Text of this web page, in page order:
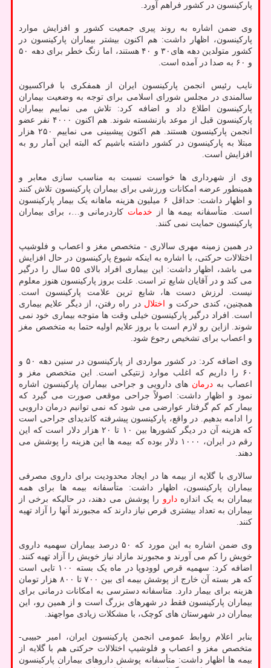
پارکینسون در کشور فراهم آورد.
وی ضمن اشاره به روند پیری جمعیت کشور و افزایش موارد
پارکینسون، اظهار داشت: هم اکنون بیشتر بیماران پارکینسون در
کشور متولدین دهه های۳۰ و ۴۰ هستند، اما زنگ خطر برای دهه ۵۰
و ۶۰ به صدا در آمده است.
نایب رئیس انجمن پارکینسون ایران از همفکری با فراکسیون
سالمندی در مجلس شورای اسلامی برای توجه به وضعیت بیماران
پارکینسون اطلاع داد و اضافه کرد: تلاش می نماییم بیماران
پارکینسون قبل از موعد بازنشسته شوند. هم اکنون ۴۰۰۰ نفر عضو
انجمن پارکینسون هستند. هم اکنون پیشبینی می نماییم ۲۵۰ هزار
مبتلا به پارکینسون در کشور داشته باشیم که البته این آمار رو به
افزایش است.
وی از شهرداری ها خواست نسبت به مناسب سازی معابر و
همینطور عرضه امکانات ورزشی برای بیماران پارکینسون تلاش کنند
و اظهار داشت: حداقل ۶ میلیون هزینه ماهانه یک بیمار پارکینسون
است. متأسفانه بیمه ها از خدمات کاردرمانی و…، برای بیماران
پارکینسون حمایت نمی کنند.
در همین زمینه مهری سالاری - متخصص مغز و اعصاب و فلوشیپ
اختلالات حرکتی، با اشاره به اینکه شیوع پارکینسون در حال افزایش
می باشد، اظهار داشت: این بیماری افراد بالای ۵۵ سال را درگیر
می کند و در آقایان شایع تر است. علت بروز پارکینسون هنوز معلوم
نیست. لرزش دست ها، شایع ترین علامت پارکینسون است.
همچنین، کندی حرکت و
اختلال در راه رفتن، از دیگر علایم بیماری
است. افراد درگیر پارکینسون خیلی وقت ها متوجه بیماری خود نمی
شوند. ازاین رو لازم است با بروز علایم اولیه حتما به متخصص مغز
و اعصاب برای تشخیص رجوع شود.
وی اضافه کرد: در کشور مواردی از پارکینسون در سنین دهه ۵۰ و
۶۰ را داریم که اغلب موارد ژنتیکی است. این متخصص مغز و
اعصاب به درمان های دارویی و جراحی بیماران پارکینسون اشاره
نمود و اظهار داشت: اصولاً جراحی موقعی صورت می گیرد که
بیمار کم کم گرفتار عوارضی می شود که نمی توانیم درمان دارویی
را ادامه بدهیم. در واقع، پارکینسون پیشرفته کاندیدای جراحی است
که هزینه آن در دیگر کشورها بین ۱۰ تا ۲۰ هزار دلار است که این
رقم در ایران، ۱۰۰۰ دلار بوده که بیمه ها این هزینه را پوشش می
دهند.
سالاری با گلایه از بیمه ها در ایجاد محدودیت برای داروی مصرفی
بیماران پارکینسون، اظهار داشت: متأسفانه بیمه ها برای همه
بیماران به یک اندازهدارو را پوشش می دهند، در حالیکه برخی از
بیماران به تعداد بیشتری قرص نیاز دارند که مجبورند آنها را آزاد تهیه
کنند.
وی ضمن اشاره به این مورد که ۵۰ درصد بیماران سهمیه داروی
خویش را کم می آورند و مجبورند مازاد نیاز خویش را آزاد تهیه کنند.
اضافه کرد: سهمیه قرص لوودوپا در ماه یک بسته ۱۰۰ تایی است
که هر بسته آن خارج از پوشش بیمه ای بین ۷۰۰ تا ۸۰۰ هزار تومان
هزینه برای بیمار دارد. متاسفانه دسترسی به امکانات درمانی برای
بیماران پارکینسون فقط در شهرهای بزرگ است و از همین رو، این
بیماران در شهرستان های کوچک، با مشکلات زیادی مواجهند.
بنابر اعلام روابط عمومی انجمن پارکینسون ایران، امیر حبیبی-
متخصص مغز و اعصاب و فلوشیپ اختلالات حرکتی هم با گلایه از
بیمه ها اظهار داشت: متأسفانه پوشش داروهای بیماران پارکینسون